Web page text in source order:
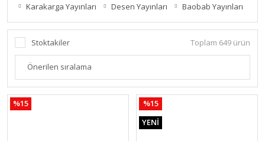
Karakarga Yayınları Desen Yayınları Baobab Yayınları
Stoktakiler Toplam 649 ürün
%15
%15
YENİ